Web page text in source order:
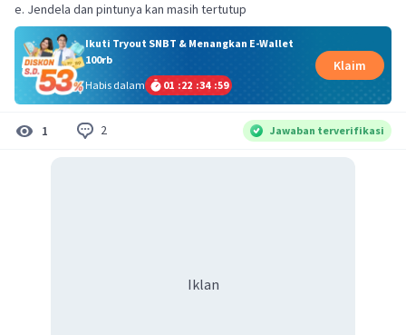
e. Jendela dan pintunya kan masih tertutup
Ikuti Tryout SNBT & Menangkan E-Wallet
100rb
Habis dalam
01 :22 :34 :59
Klaim
1 2 Jawaban terverifikasi
Iklan